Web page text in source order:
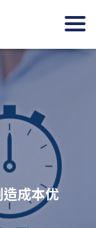
完整解决
成本优
康